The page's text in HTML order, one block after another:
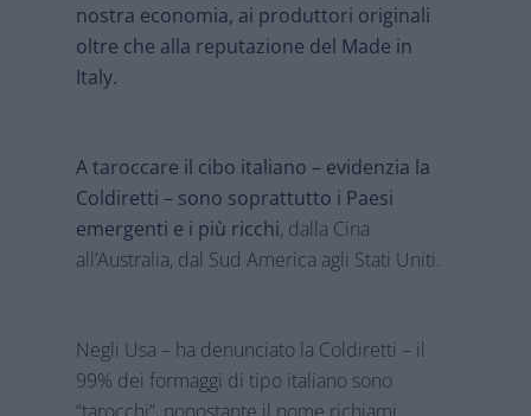
nostra economia, ai produttori originali
oltre che alla reputazione del Made in
Italy.
A taroccare il cibo italiano – evidenzia la
Coldiretti – sono soprattutto i Paesi
emergenti e i più ricchi, dalla Cina
all’Australia, dal Sud America agli Stati Uniti.
Negli Usa – ha denunciato la Coldiretti – il
99% dei formaggi di tipo italiano sono